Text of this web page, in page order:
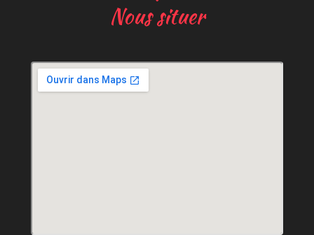
Nous situer